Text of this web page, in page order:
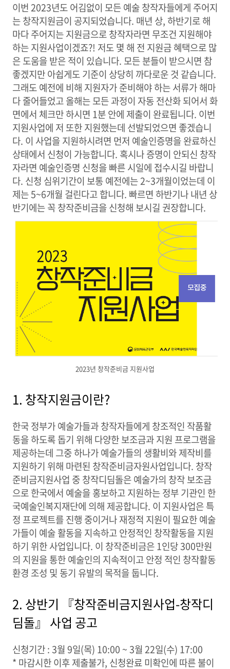
이번 2023년도 어김없이 모든 예술 창작자들에게 주어지
는 창작지원금이 공지되었습니다. 매년 상, 하반기로 해
마다 주어지는 지원금으로 창작자라면 무조건 지원해야
하는 지원사업이겠죠?! 저도 몇 해 전 지원금 혜택으로 많
은 도움을 받은 적이 있습니다. 모든 분들이 받으시면 참
좋겠지만 아쉽게도 기준이 상당히 까다로운 것 같습니다.
그래도 예전에 비해 지원자가 준비해야 하는 서류가 해마
다 줄어들었고 올해는 모든 과정이 자동 전산화 되어서 화
면에서 체크만 하시면 1분 안에 제출이 완료됩니다. 이번
지원사업에 저 또한 지원했는데 선발되었으면 좋겠습니
다. 이 사업을 지원하시려면 먼저 예술인증명을 완료하신
상태에서 신청이 가능합니다. 혹시나 증명이 안되신 창작
자라면 예술인증명 신청을 빠른 시일에 접수시길 바랍니
다. 신청 심위기간이 보통 예전에는 2~3개월이었는데 이
제는 5~6개월 걸린다고 합니다. 빠르면 하반기나 내년 상
반기에는 꼭 창작준비금을 신청해 보시길 권장합니다.
2023년 창작준비금 지원사업
1. 창작지원금이란?
한국 정부가 예술가들과 창작자들에게 창조적인 작품활
동을 하도록 돕기 위해 다양한 보조금과 지원 프로그램을
제공하는데 그중 하나가 예술가들의 생활비와 제작비를
지원하기 위해 마련된 창작준비금자원사업입니다. 창작
준비금지원사업 중 창작디딤돌은 예술가의 창작 보조금
으로 한국에서 예술을 홍보하고 지원하는 정부 기관인 한
국예술인복지재단에 의해 제공합니다. 이 지원사업은 특
정 프로젝트를 진행 중이거나 재정적 지원이 필요한 예술
가들이 예술 활동을 지속하고 안정적인 창작활동을 지원
하기 위한 사업입니다. 이 창작준비금은 1인당 300만원
의 지원을 통한 예술인의 지속적이고 안정 적인 창작활동
환경 조성 및 동기 유발의 목적을 둡니다.
2. 상반기 『창작준비금지원사업-창작디
딤돌』 사업 공고
신청기간 : 3월 9일(목) 10:00 ~ 3월 22일(수) 17:00
* 마감시한 이후 제출불가, 신청완료 미확인에 따른 불이